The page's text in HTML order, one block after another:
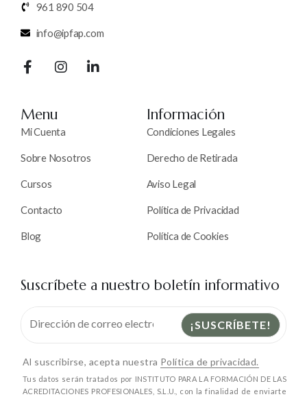
961 890 504
info@ipfap.com
Menu
Mi Cuenta
Sobre Nosotros
Cursos
Contacto
Blog
Información
Condiciones Legales
Derecho de Retirada
Aviso Legal
Política de Privacidad
Política de Cookies
Suscríbete a nuestro boletín informativo
Al suscribirse, acepta nuestra Política de privacidad.
Tus datos serán tratados por INSTITUTO PARA LA FORMACIÓN DE LAS
ACREDITACIONES PROFESIONALES, S.L.U., con la finalidad de enviarte